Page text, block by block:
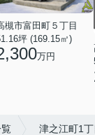
槻市富田町５丁目
坪 (169.15㎡)
万円
津之江町1